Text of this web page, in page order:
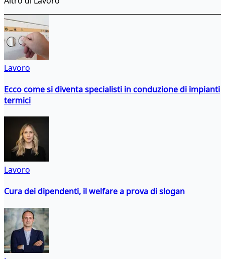
Lavoro
Ecco come si diventa specialisti in conduzione di impianti
termici
Lavoro
Cura dei dipendenti, il welfare a prova di slogan